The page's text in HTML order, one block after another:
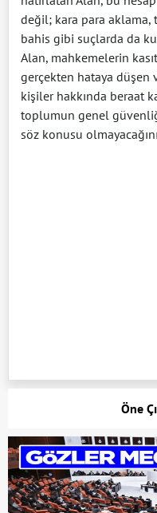
değil; kara para aklama,
bahis gibi suçlarda da
Alan, mahkemelerin
gerçekten hataya düşen
kişiler hakkında beraat
toplumun genel
söz konusu
Öne